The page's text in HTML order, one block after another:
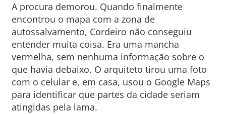
A procura demorou. Quando finalmente
encontrou o mapa com a zona de
autossalvamento, Cordeiro não conseguiu
entender muita coisa. Era uma mancha
vermelha, sem nenhuma informação sobre o
que havia debaixo. O arquiteto tirou uma foto
com o celular e, em casa, usou o Google Maps
para identificar que partes da cidade seriam
atingidas pela lama.